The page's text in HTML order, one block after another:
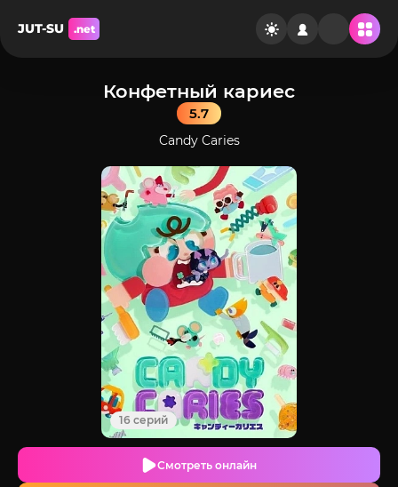
JUT-SU .net
Конфетный кариес
5.7
Candy Caries
16 серий
Смотреть онлайн